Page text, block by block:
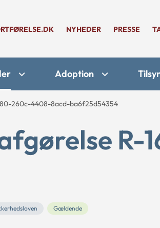
NYHEDER PRESSE
Adoption
260c-4408-8acd-ba6f25d54354
R-
Gældende